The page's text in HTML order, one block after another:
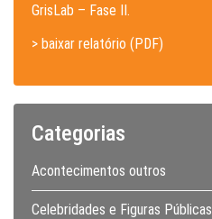
GrisLab – Fase II.
> baixar relatório (PDF)
Categorias
Acontecimentos outros
Celebridades e Figuras Públicas